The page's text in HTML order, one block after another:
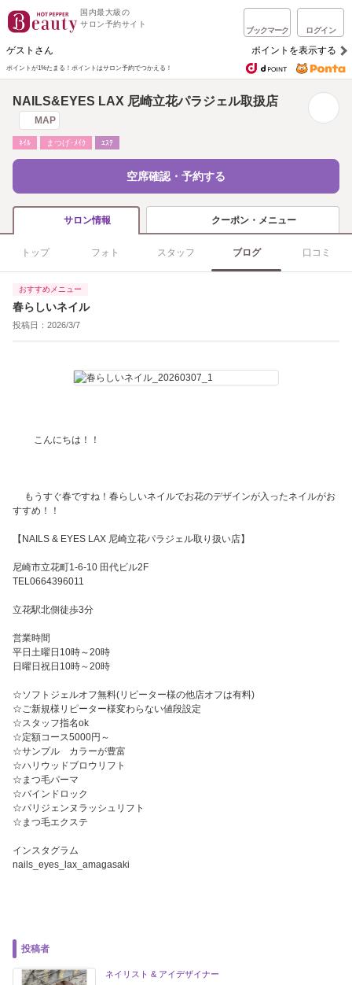
国内最大級の
サロン予約サイト
ブックマーク ログイン
ゲストさん ポイントを表示する
ポイントが1%たまる！ ポイントはサロン予約でつかえる！
NAILS&EYES LAX 尼崎立花パラジェル取扱店
MAP
ﾈｲﾙ まつげ･ﾒｲｸ ｴｽﾃ
空席確認・予約する
サロン情報 クーポン・メニュー
トップ フォト スタッフ ブログ 口コミ
おすすめメニュー
春らしいネイル
投稿日：2026/3/7
こんにちは！！
もうすぐ春ですね！春らしいネイルでお花のデザインが入ったネイルがお
すすめ！！
【NAILS & EYES LAX 尼崎立花パラジェル取り扱い店】
尼崎市立花町1-6-10 田代ビル2F
TEL0664396011
立花駅北側徒歩3分
営業時間
平日土曜日10時～20時
日曜日祝日10時～20時
☆ソフトジェルオフ無料(リピーター様の他店オフは有料)
☆ご新規様リピーター様変わらない値段設定
☆スタッフ指名ok
☆定額コース5000円～
☆サンプル カラーが豊富
☆ハリウッドブロウリフト
☆まつ毛パーマ
☆バインドロック
☆パリジェンヌラッシュリフト
☆まつ毛エクステ
インスタグラム
nails_eyes_lax_amagasaki
投稿者
ネイリスト & アイデザイナー